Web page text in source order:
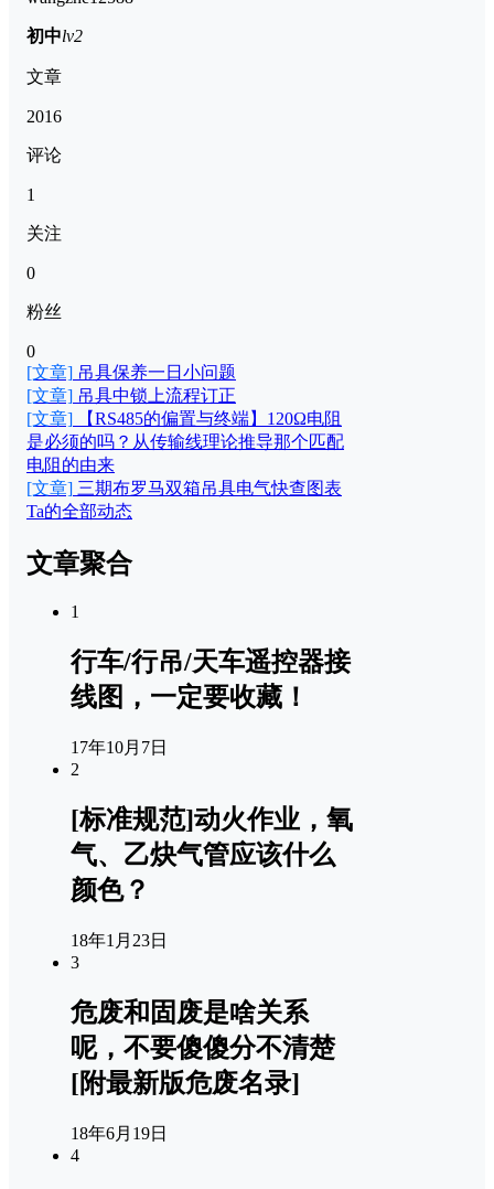
初中lv2
文章
2016
评论
1
关注
0
粉丝
0
[文章] 吊具保养一日小问题
[文章] 吊具中锁上流程订正
[文章] 【RS485的偏置与终端】120Ω电阻
是必须的吗？从传输线理论推导那个匹配
电阻的由来
[文章] 三期布罗马双箱吊具电气快查图表
Ta的全部动态
文章聚合
1
行车/行吊/天车遥控器接
线图，一定要收藏！
17年10月7日
2
[标准规范]动火作业，氧
气、乙炔气管应该什么
颜色？
18年1月23日
3
危废和固废是啥关系
呢，不要傻傻分不清楚
[附最新版危废名录]
18年6月19日
4